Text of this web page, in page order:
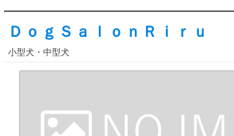
ＤｏｇＳａｌｏｎＲｉｒｕ
小型犬・中型犬